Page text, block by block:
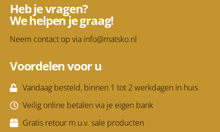
Heb je vragen?
We helpen je graag!
Neem contact op via info@matsko.nl
Voordelen voor u
Vandaag besteld, binnen 1 tot 2 werkdagen in huis
Veilig online betalen via je eigen bank
Gratis retour m.u.v. sale producten